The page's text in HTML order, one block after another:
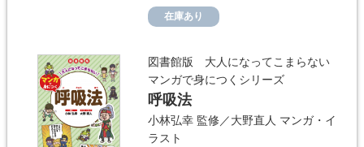
在庫あり
図書館版 大人になってこまらない
マンガで身につくシリーズ
呼吸法
小林弘幸 監修／大野直人 マンガ・イ
ラスト